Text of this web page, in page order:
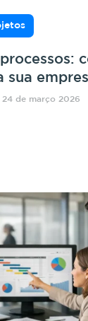
sua
de março 2026